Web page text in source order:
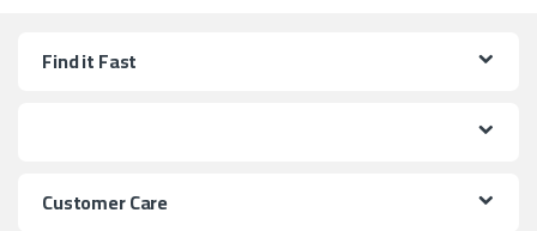
Find it Fast
Customer Care